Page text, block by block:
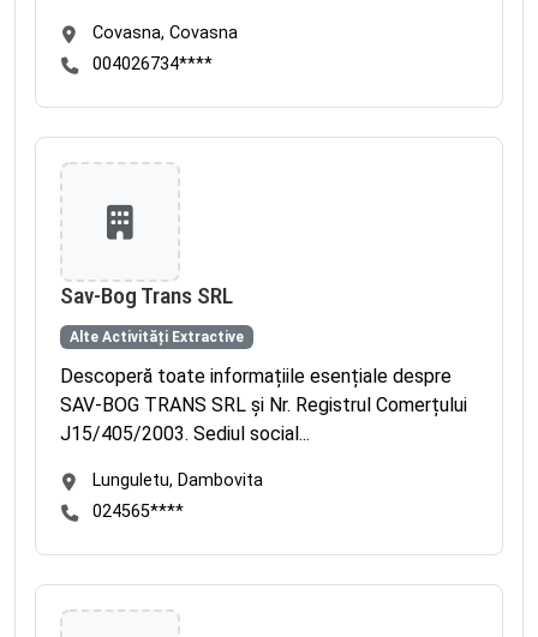
Covasna, Covasna
004026734****
Sav-Bog Trans SRL
Alte Activități Extractive
Descoperă toate informațiile esențiale despre
SAV-BOG TRANS SRL și Nr. Registrul Comerțului
J15/405/2003. Sediul social...
Lunguletu, Dambovita
024565****